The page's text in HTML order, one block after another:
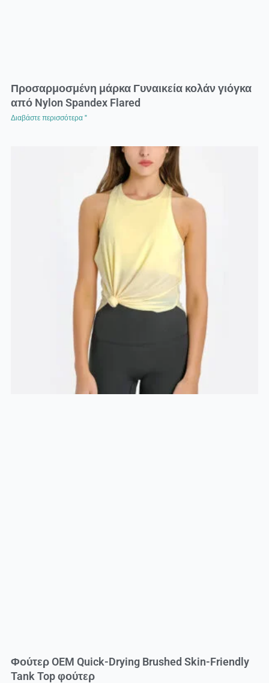
Προσαρμοσμένη μάρκα Γυναικεία κολάν γιόγκα
από Nylon Spandex Flared
Διαβάστε περισσότερα "
Φούτερ OEM Quick-Drying Brushed Skin-Friendly
Tank Top φούτερ